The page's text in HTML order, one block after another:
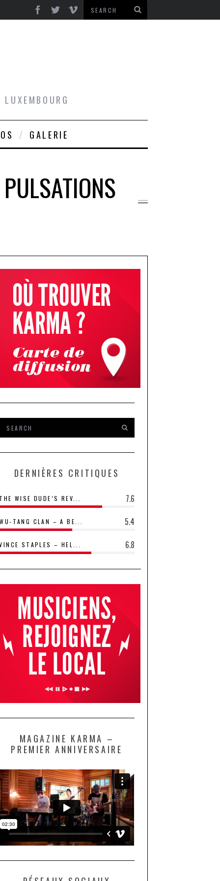
GALERIE
DERNIÈRES CRITIQUES
7.6
THE WISE DUDE’S REV...
5.4
TANG CLAN – A BE...
6.8
STAPLES – HEL...
MAGAZINE KARMA –
PREMIER ANNIVERSAIRE